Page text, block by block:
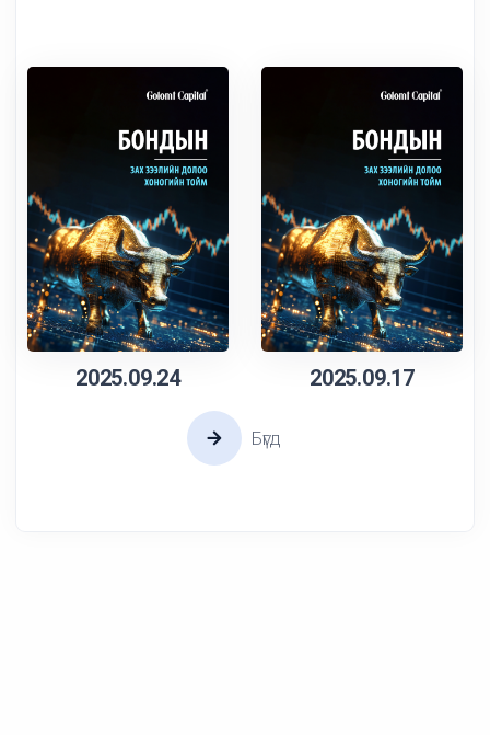
2025.09.24 2025.09.17
Бүгд